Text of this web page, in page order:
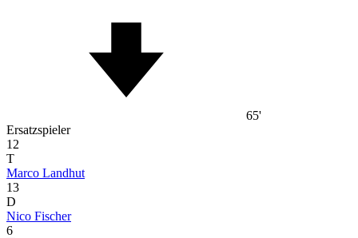
65'
Ersatzspieler
12
T
Marco Landhut
13
D
Nico Fischer
6